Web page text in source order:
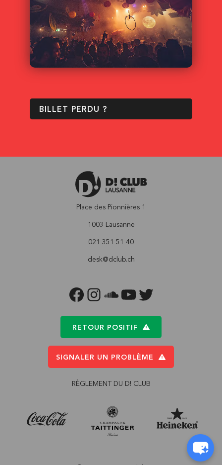
BILLET PERDU ?
Place des Pionnières 1
1003 Lausanne
021 351 51 40
desk@dclub.ch
FACEBOOKINSTAGRAM
SOUNDCLOUD
YOUTUBETWITTER
RETOUR POSITIF
SIGNALER UN PROBLÈME
RÈGLEMENT DU D! CLUB